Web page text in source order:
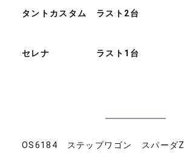
タントカスタム ラスト2台
セレナ ラスト1台
OS6184 ステップワゴン スパーダZ